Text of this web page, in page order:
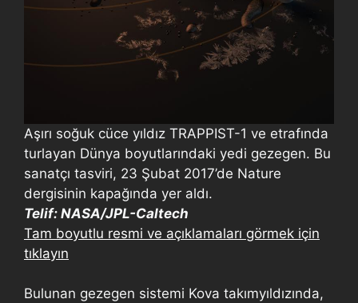
Aşırı soğuk cüce yıldız TRAPPIST-1 ve etrafında
turlayan Dünya boyutlarındaki yedi gezegen. Bu
sanatçı tasviri, 23 Şubat 2017’de Nature
dergisinin kapağında yer aldı.
Telif: NASA/JPL-Caltech
Tam boyutlu resmi ve açıklamaları görmek için
tıklayın
Bulunan gezegen sistemi Kova takımyıldızında,